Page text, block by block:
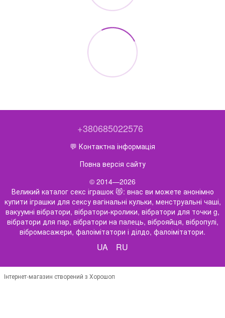
+380685022576
💬 Контактна інформація
Повна версія сайту
© 2014—2026
Великий каталог секс іграшок 😻: внас ви можете анонімно
купити іграшки для сексу вагінальні кульки, менструальні чаші,
вакуумні вібратори, вібратори-кролики, вібратори для точки g,
вібратори для пар, вібратори на палець, віброяйця, вібропулі,
вібромасажери, фалоімітатори і ділдо, фалоімітатори.
UA RU
Інтернет-магазин створений з Хорошоп